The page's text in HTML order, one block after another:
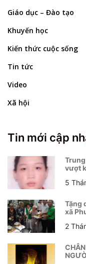
Giáo dục – Đào tạo
Khuyến học
Kiến thức cuộc sống
Tin tức
Video
Xã hội
Tin mới cập
vượt
5
Tặng
xã
2